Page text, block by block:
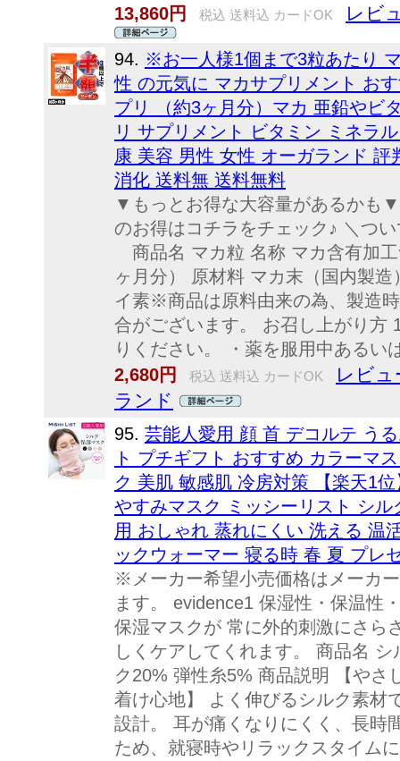
13,860円
税込 送料込 カードOK レビ
94. ※お一人様1個まで3粒あたり
性 の元気に マカサプリメント お
プリ （約3ヶ月分）マカ 亜鉛やビ
リ サプリメント ビタミン ミネラ
康 美容 男性 女性 オーガランド
消化 送料無 送料無料
▼もっとお得な大容量があるかも
のお得はコチラをチェック♪ ＼つ
商品名 マカ粒 名称 マカ含有加
ヶ月分） 原材料 マカ末（国内製
イ素※商品は原料由来の為、製造
合がございます。 お召し上がり方
りください。 ・薬を服用中あるい
2,680円
税込 送料込 カードOK
レビュ
ランド
95. 芸能人愛用 顔 首 デコルテ う
ト プチギフト おすすめ カラーマ
ク 美肌 敏感肌 冷房対策 【楽天1
やすみマスク ミッシーリスト シ
用 おしゃれ 蒸れにくい 洗える 温
ックウォーマー 寝る時 春 夏 プレ
※メーカー希望小売価格はメーカ
ます。 evidence1 保湿性・保温性
保湿マスクが 常に外的刺激にさら
しくケアしてくれます。 商品名
ク20% 弾性糸5% 商品説明 【やさ
着け心地】 よく伸びるシルク素材
設計。 耳が痛くなりにくく、長時
ため、就寝時やリラックスタイム